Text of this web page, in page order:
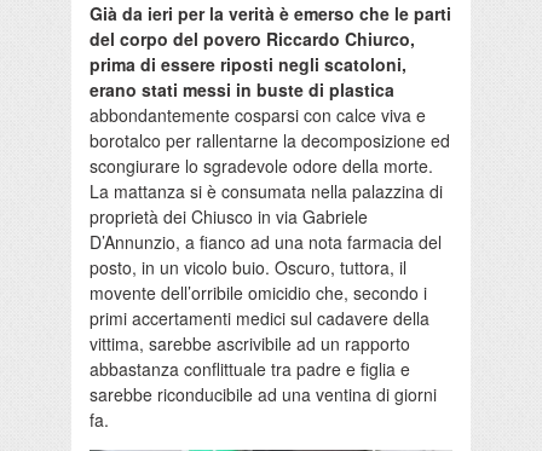
Già da ieri per la verità è emerso che le parti
del corpo del povero Riccardo Chiurco,
prima di essere riposti negli scatoloni,
erano stati messi in buste di plastica
abbondantemente cosparsi con calce viva e
borotalco per rallentarne la decomposizione ed
scongiurare lo sgradevole odore della morte.
La mattanza si è consumata nella palazzina di
proprietà dei Chiusco in via Gabriele
D’Annunzio, a fianco ad una nota farmacia del
posto, in un vicolo buio. Oscuro, tuttora, il
movente dell’orribile omicidio che, secondo i
primi accertamenti medici sul cadavere della
vittima, sarebbe ascrivibile ad un rapporto
abbastanza conflittuale tra padre e figlia e
sarebbe riconducibile ad una ventina di giorni
fa.